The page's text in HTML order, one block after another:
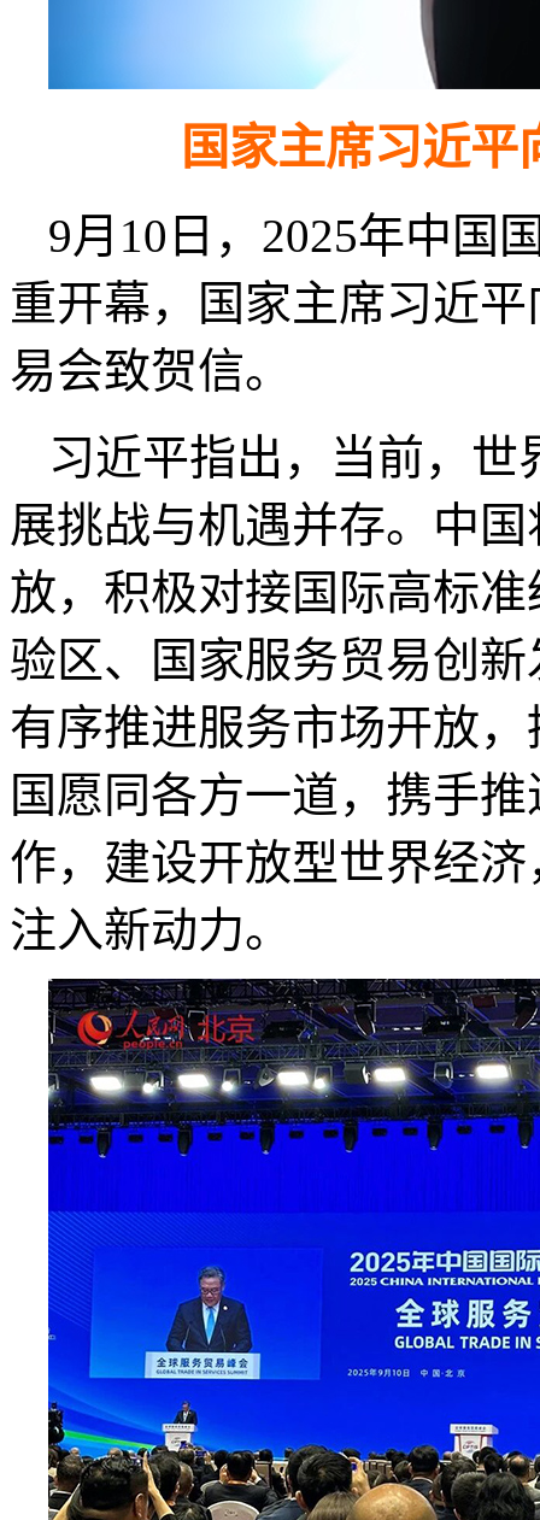
国家主席习近平
9月10日，2025年中国
重开幕，国家主席习近
易会致贺信。
习近平指出，当前，
展挑战与机遇并存。中
放，积极对接国际高标
验区、国家服务贸易创
有序推进服务市场开放
国愿同各方一道，携手
作，建设开放型世界经
注入新动力。